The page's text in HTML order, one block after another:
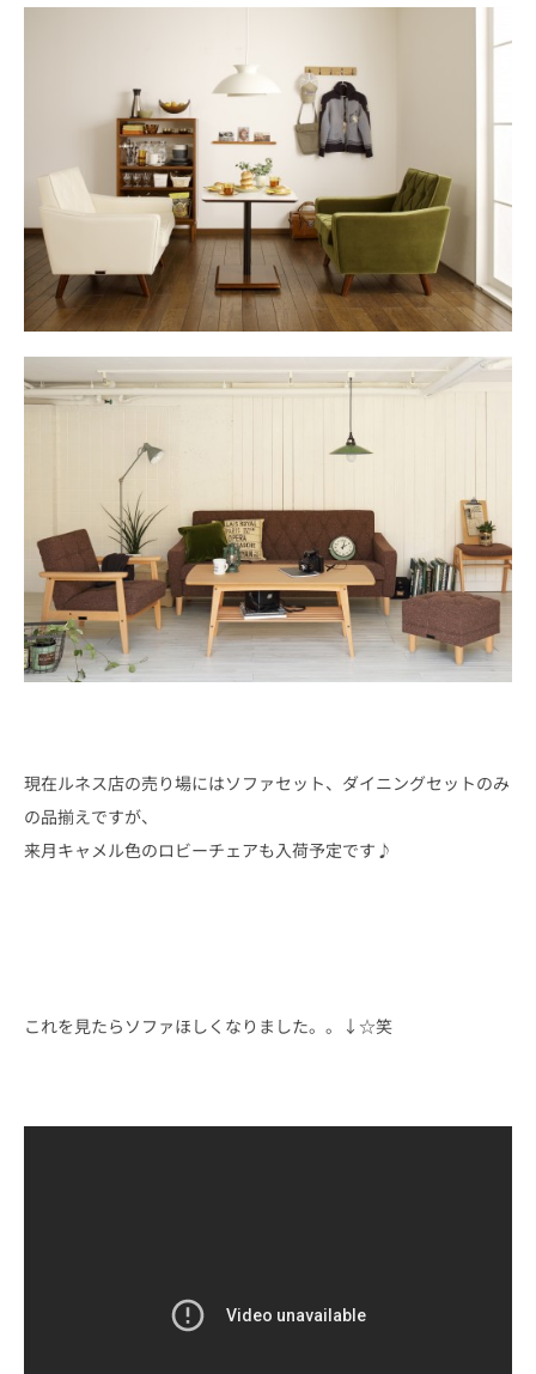
現在ルネス店の売り場にはソファセット、ダイニングセットのみ
の品揃えですが、
来月キャメル色のロビーチェアも入荷予定です♪
これを見たらソファほしくなりました。。↓☆笑